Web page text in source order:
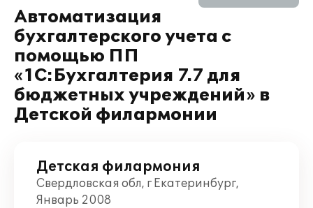
Автоматизация
бухгалтерского учета с
помощью ПП
«1С:Бухгалтерия 7.7 для
бюджетных учреждений» в
Детской филармонии
Детская филармония
Свердловская обл, г Екатеринбург,
Январь 2008